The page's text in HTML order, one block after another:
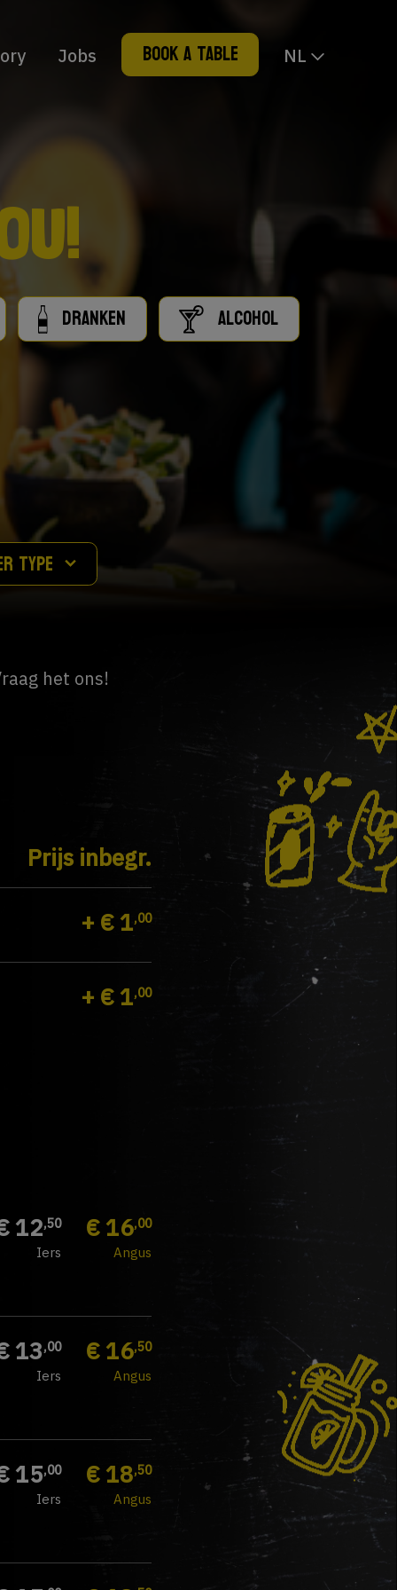
Jobs BOOK A TABLE NL
DRANKEN ALCOHOL
TYPE
het ons!
Prijs inbegr.
+ € 1,00
+ € 1,00
12,50
Iers
€ 16,00
Angus
13,00
Iers
€ 16,50
Angus
15,00
Iers
€ 18,50
Angus